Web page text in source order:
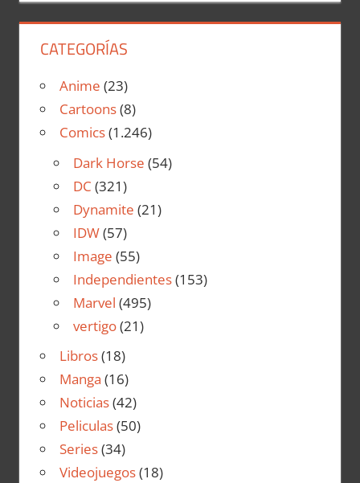
CATEGORÍAS
Anime (23)
Cartoons(8)
Comics(1.246)
Dark Horse (54)
DC (321)
Dynamite (21)
IDW(57)
Image (55)
Independientes(153)
Marvel (495)
vertigo(21)
Libros(18)
Manga (16)
Noticias(42)
Peliculas(50)
Series(34)
Videojuegos(18)